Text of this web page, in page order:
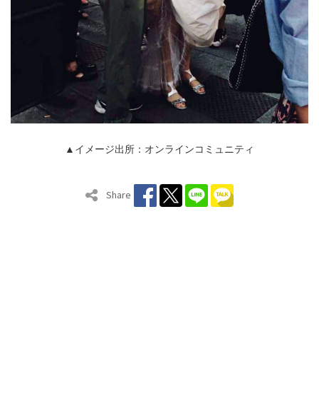
▲イメージ出所：オンラインコミュニティ
Share